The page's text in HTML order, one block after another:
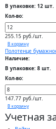
В упаковке: 12 шт.
Кол-во:
255.15 руб./шт.
В корзину
Полотенце
Наличие:
В упаковке: 8 шт.
Кол-во:
147.77 руб./шт.
В корзину
Учетная